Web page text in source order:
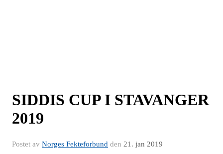
SIDDIS CUP I STAVANGER
2019
Postet av Norges Fekteforbund den 21. jan 2019